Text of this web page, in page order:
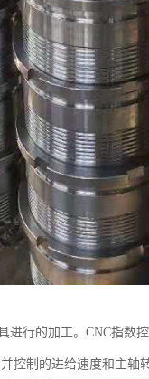
进行的加工。CNC指数
控制的进给速度和主轴